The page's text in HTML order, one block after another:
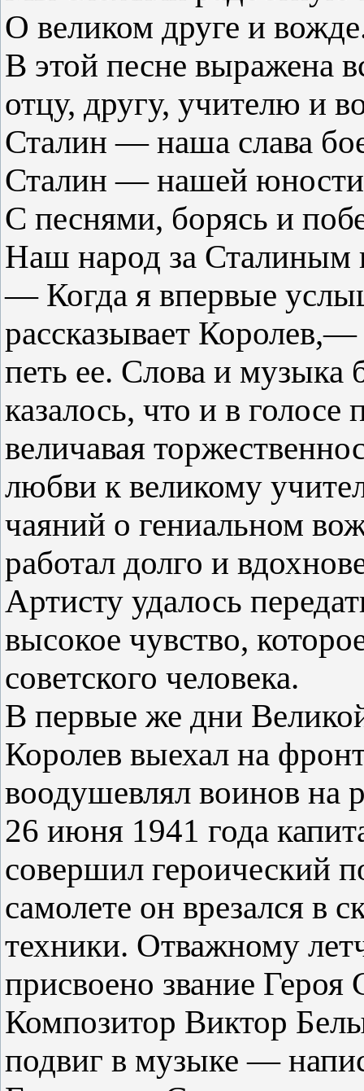
О великом друге и
В этой песне выражена
отцу, другу, учителю и
Сталин — наша слава
Сталин — нашей
С песнями, борясь и
Наш народ за Сталиным
— Когда я впервые
рассказывает
петь ее. Слова и
казалось, что и в голосе
величавая
любви к великому
чаяний о гениальном
работал долго и
Артисту удалось
высокое чувство,
советского человека.
В первые же дни
Королев выехал на
воодушевлял воинов на
26 июня 1941 года
совершил героический
самолете он врезался в
техники. Отважному
присвоено звание Героя
Композитор Виктор
подвиг в музыке —